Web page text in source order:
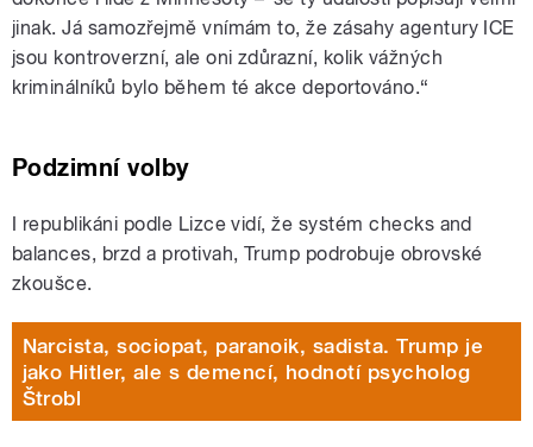
jinak. Já samozřejmě vnímám to, že zásahy agentury ICE
jsou kontroverzní, ale oni zdůrazní, kolik vážných
kriminálníků bylo během té akce deportováno.“
Podzimní volby
I republikáni podle Lizce vidí, že systém checks and
balances, brzd a protivah, Trump podrobuje obrovské
zkoušce.
Narcista, sociopat, paranoik, sadista. Trump je
jako Hitler, ale s demencí, hodnotí psycholog
Štrobl